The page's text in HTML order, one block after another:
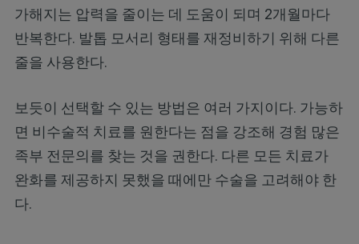
가해지는 압력을 줄이는 데 도움이 되며 2개월마다
반복한다. 발톱 모서리 형태를 재정비하기 위해 다른
줄을 사용한다.
보듯이 선택할 수 있는 방법은 여러 가지이다. 가능하
면 비수술적 치료를 원한다는 점을 강조해 경험 많은
족부 전문의를 찾는 것을 권한다. 다른 모든 치료가
완화를 제공하지 못했을 때에만 수술을 고려해야 한
다.